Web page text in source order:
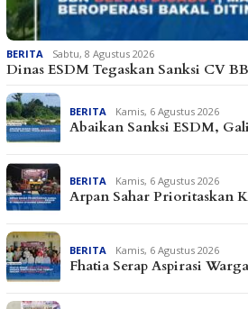
BERITA Sabtu, 8 Agustus 2026
Dinas ESDM Tegaskan Sanksi CV
BERITA Kamis, 6 Agustus 2026
Abaikan Sanksi ESDM,
BERITA Kamis, 6 Agustus 2026
Arpan Sahar Prioritaskan
BERITA Kamis, 6 Agustus 2026
Fhatia Serap Aspirasi